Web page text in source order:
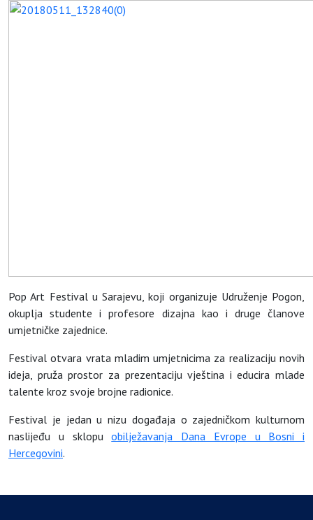
Pop Art Festival u Sarajevu, koji organizuje Udruženje Pogon,
okuplja studente i profesore dizajna kao i druge članove
umjetničke zajednice.
Festival otvara vrata mladim umjetnicima za realizaciju novih
ideja, pruža prostor za prezentaciju vještina i educira mlade
talente kroz svoje brojne radionice.
Festival je jedan u nizu događaja o zajedničkom kulturnom
naslijeđu u sklopu obilježavanja Dana Evrope u Bosni i
Hercegovini.